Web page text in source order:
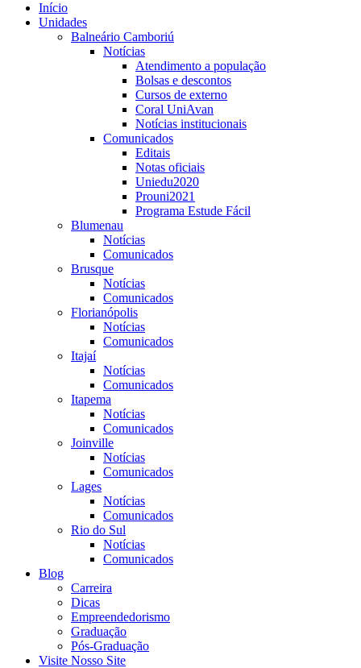
Início
Unidades
Balneário Camboriú
Notícias
Atendimento a população
Bolsas e descontos
Cursos de externo
Coral UniAvan
Notícias institucionais
Comunicados
Editais
Notas oficiais
Uniedu2020
Prouni2021
Programa Estude Fácil
Blumenau
Notícias
Comunicados
Brusque
Notícias
Comunicados
Florianópolis
Notícias
Comunicados
Itajaí
Notícias
Comunicados
Itapema
Notícias
Comunicados
Joinville
Notícias
Comunicados
Lages
Notícias
Comunicados
Rio do Sul
Notícias
Comunicados
Blog
Carreira
Dicas
Empreendedorismo
Graduação
Pós-Graduação
Visite Nosso Site